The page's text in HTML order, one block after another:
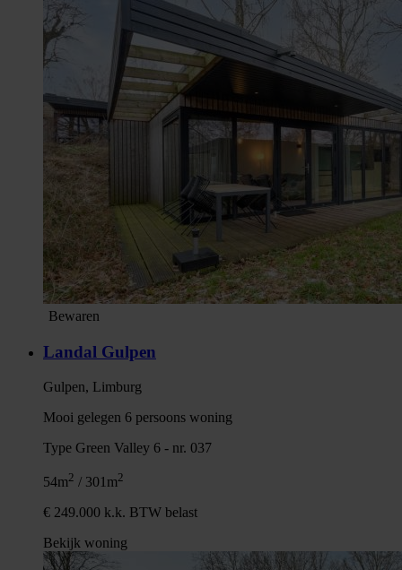
Bewaren
Landal Gulpen
Gulpen, Limburg
Mooi gelegen 6 persoons woning
Type Green Valley 6 - nr. 037
54m2 / 301m2
€ 249.000 k.k. BTW belast
Bekijk woning